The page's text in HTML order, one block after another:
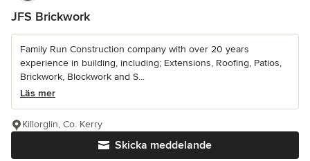
JFS Brickwork
Family Run Construction company with over 20 years
experience in building, including; Extensions, Roofing, Patios,
Brickwork, Blockwork and S...
Läs mer
Skicka meddelande
Killorglin, Co. Kerry